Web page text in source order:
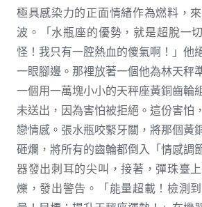
極具感染力的正面情緒作為燃料，
波。「水瓶座的優勢，就是超脫一
怪！我只有一腔熱血的傻氣啊！」他
一眼腳邊。那裡放著一個他為林天秤
一個用一萬塊小小的天秤座黃銅齒輪
未送出，因為害怕被拒絕。這份害怕
戀情感。張水瓶咬緊牙關，將那個黃
砸爛，將所有的齒輪都倒入「情感調
器發出刺耳的尖叫，接著，彈珠臺
爍，發出警告。「能量超載！檢測